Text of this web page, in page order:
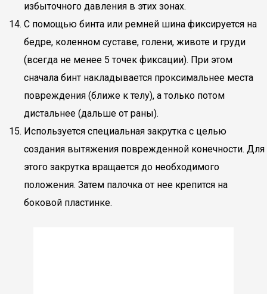
избыточного давления в этих зонах.
С помощью бинта или ремней шина фиксируется на
бедре, коленном суставе, голени, животе и груди
(всегда не менее 5 точек фиксации). При этом
сначала бинт накладывается проксимальнее места
повреждения (ближе к телу), а только потом
дистальнее (дальше от раны).
Используется специальная закрутка с целью
создания вытяжения поврежденной конечности. Для
этого закрутка вращается до необходимого
положения. Затем палочка от нее крепится на
боковой пластинке.